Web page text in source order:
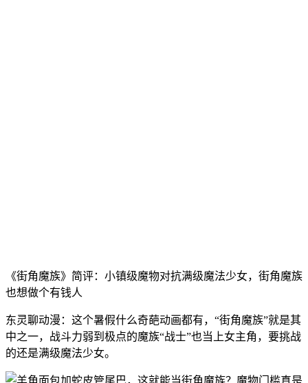
《街角魔族》简评：小镇级魔物对抗满级魔法少女，街角魔族
也想做个有钱人
东灵聊动漫：这个暑假什么奇葩动画都有，“街角魔族”就是其
中之一，战斗力弱到极点的魔族“战士”也当上女主角，要挑战
的还是满级魔法少女。